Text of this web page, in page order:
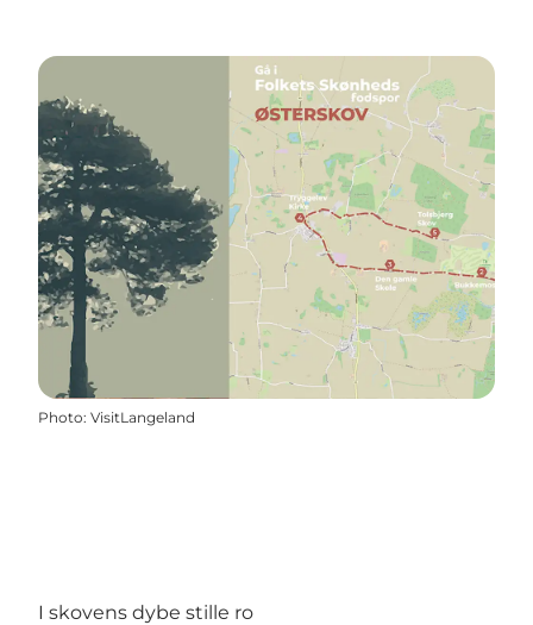
Photo: VisitLangeland
I skovens dybe stille ro